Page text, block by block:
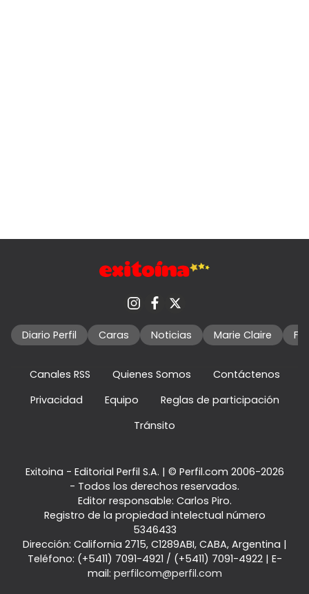
Diario Perfil Caras Noticias Marie Claire
Canales RSS Quienes Somos
Contáctenos
Privacidad
Equipo
Reglas de participación
Tránsito
Exitoina - Editorial Perfil S.A. | © Perfil.com 2006-2026
- Todos los derechos reservados.
Editor responsable: Carlos Piro.
Registro de la propiedad intelectual número
5346433
Dirección: California 2715, C1289ABI, CABA, Argentina |
Teléfono: (+5411) 7091-4921 / (+5411) 7091-4922| E-
mail: perfilcom@perfil.com